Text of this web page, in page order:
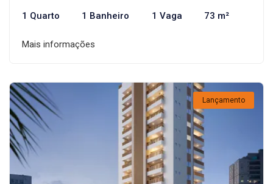
1 Quarto 1 Banheiro 1 Vaga 73 m²
Mais informações
Lançamento